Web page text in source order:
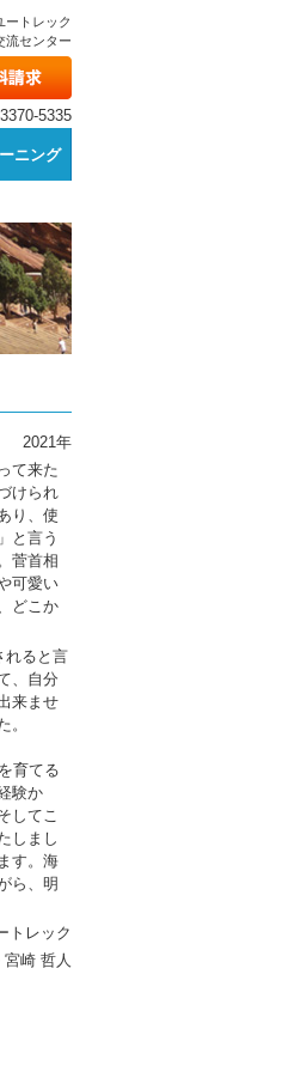
ートレック
流センター
5335
ニング
2021年
て来た
けられ
り、使
と言う
菅首相
可愛い
どこか
れると言
、自分
来ませ
。
育てる
験か
してこ
しまし
す。海
ら、明
トレック
宮崎 哲人